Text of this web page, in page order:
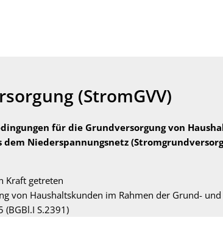
(StromGVV)
für die Grundversorgung von
Niederspannungsnetz
Kraft getreten
von Haushaltskunden im Rahmen der Grund-
S.2391)